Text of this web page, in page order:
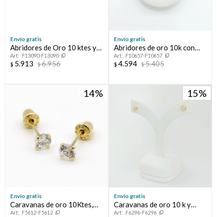
Envío gratis
Abridores de Oro 10 ktes y
perla de cultivo
F13090-F13090
$ 5.913 $6.956
Envío gratis
Abridores de oro 10k con
circonia rosada
F10657-F10657
$ 4.594 $5.405
14
Envío gratis
Caravanas de oro 10Ktes,
con circonia de 4mm, sistema
F5612-F5612
15
Envío gratis
Caravanas de oro 10 k y
circonias.
F6296-F6296